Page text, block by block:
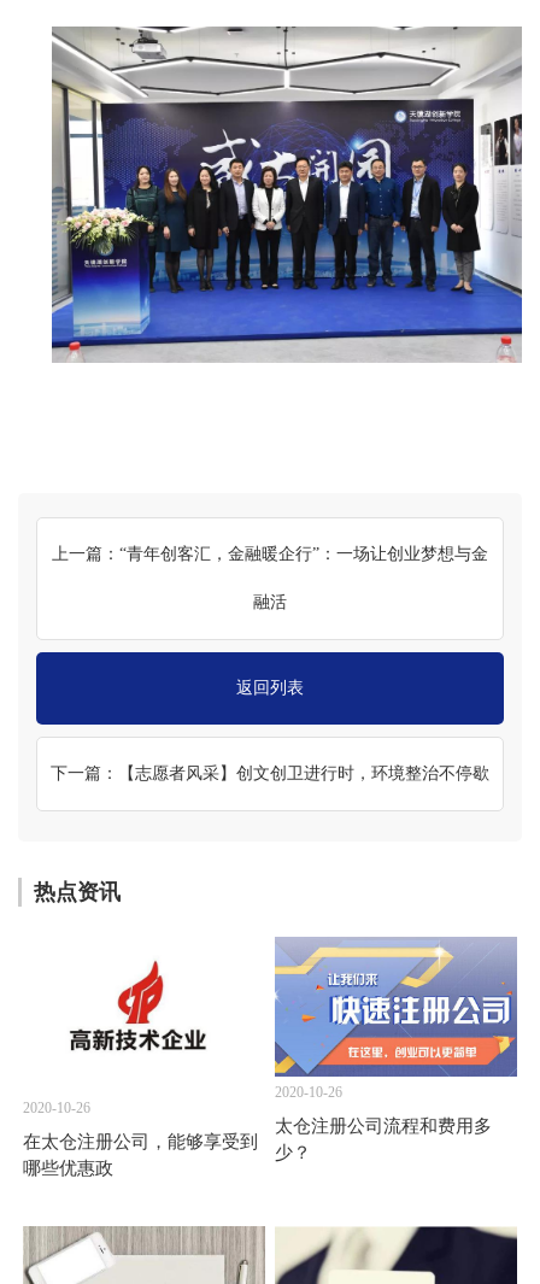
上一篇：“青年创客汇，金融暖企行”：一场让创业梦想与金
融活
返回列表
下一篇：【志愿者风采】创文创卫进行时，环境整治不停歇
热点资讯
2020-10-26
在太仓注册公司，能够享受到
哪些优惠政
2020-10-26
太仓注册公司流程和费用多
少？